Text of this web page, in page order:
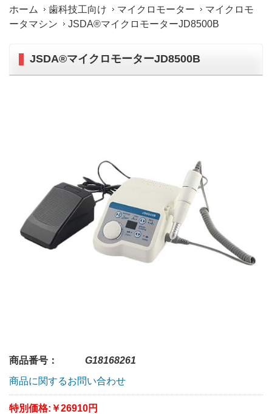
ホーム 歯科技工向け マイクロモーター
マイクロモ
ータマシン
JSDA®マイクロモーターJD8500B
JSDA®マイクロモーターJD8500B
商品番号：
G18168261
商品に関するお問い合わせ
特別価格: ￥26910円